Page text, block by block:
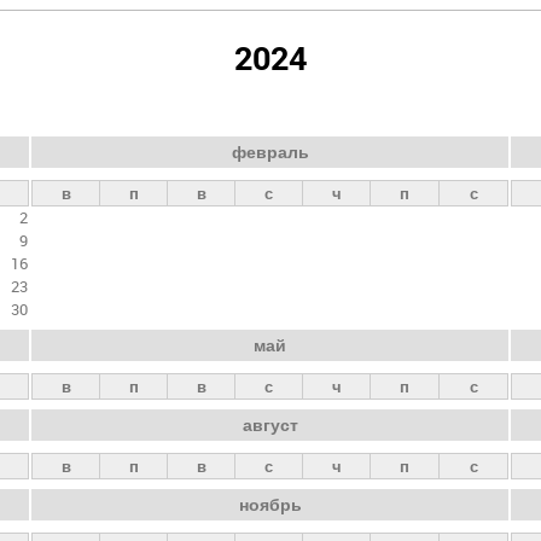
2024
2
9
16
23
30
февраль
в п в с ч п с
май
в п в с ч п с
август
в п в с ч п с
ноябрь